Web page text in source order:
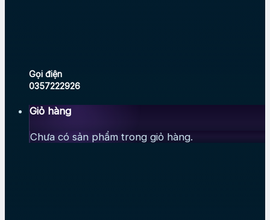
Gọi điện
0357222926
Giỏ hàng
Chưa có sản phẩm trong giỏ hàng.